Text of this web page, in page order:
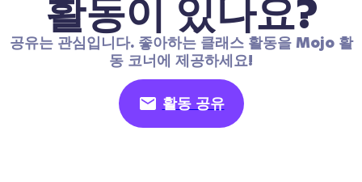
활동이 있나요?
공유는 관심입니다. 좋아하는 클래스 활동을 Mojo 활
동 코너에 제공하세요!
활동 공유